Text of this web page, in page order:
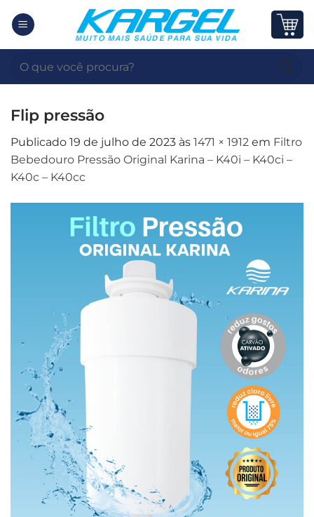
Pesquisar
Flip pressão
Publicado 19 de julho de 2023 às 1471 × 1912 em Filtro
Bebedouro Pressão Original Karina – K40i – K40ci –
K40c – K40cc